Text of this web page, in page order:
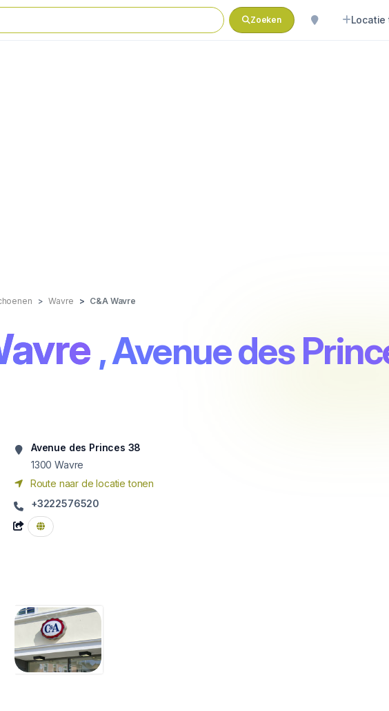
Zoeken Locatie
Wavre C&A Wavre
, Avenue des
Avenue des Princes 38
1300 Wavre
Route naar de locatie tonen
+3222576520